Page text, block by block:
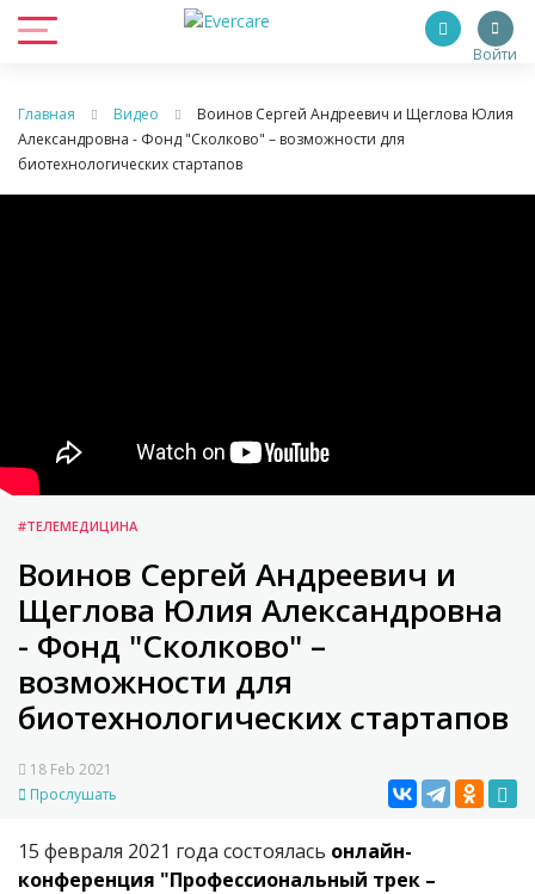
Войти
Главная Видео
Воинов Сергей Андреевич и Щеглова Юлия
Александровна - Фонд "Сколково" – возможности для
биотехнологических стартапов
#ТЕЛЕМЕДИЦИНА
Воинов Сергей Андреевич и
Щеглова Юлия Александровна
- Фонд "Сколково" –
возможности для
биотехнологических стартапов
18 Feb 2021
Прослушать
15 февраля 2021 года состоялась онлайн-
конференция "Профессиональный трек –